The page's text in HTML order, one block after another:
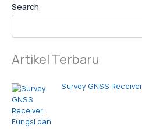
Search
Artikel Terbaru
Survey GNSS